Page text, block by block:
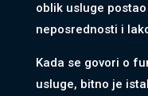
oblik usluge
neposrednosti i
Kada se govori o
usluge, bitno je